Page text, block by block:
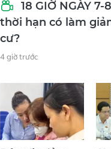
18 GIỜ NGÀY
thời hạn có làm
cư?
4 giờ trước